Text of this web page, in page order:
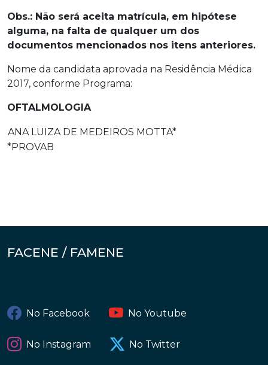
Obs.: Não será aceita matrícula, em hipótese
alguma, na falta de qualquer um dos
documentos mencionados nos itens anteriores.
Nome da candidata aprovada na Residência Médica
2017, conforme Programa:
OFTALMOLOGIA
ANA LUIZA DE MEDEIROS MOTTA*
*PROVAB
FACENE / FAMENE
No Facebook No Youtube
No Instagram No Twitter